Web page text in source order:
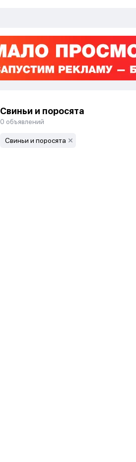
Свиньи и поросята
0 объявлений
Свиньи и поросята